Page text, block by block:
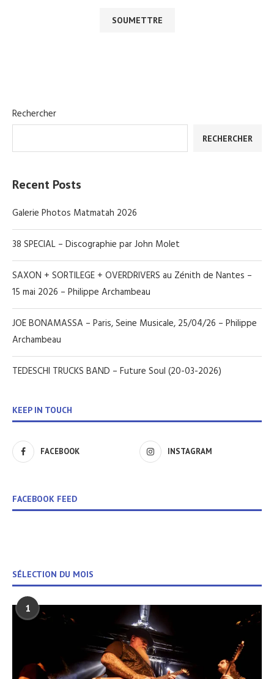
Rechercher
RECHERCHER
Recent Posts
Galerie Photos Matmatah 2026
38 SPECIAL – Discographie par John Molet
SAXON + SORTILEGE + OVERDRIVERS au Zénith de Nantes –
15 mai 2026 – Philippe Archambeau
JOE BONAMASSA – Paris, Seine Musicale, 25/04/26 – Philippe
Archambeau
TEDESCHI TRUCKS BAND – Future Soul (20-03-2026)
KEEP IN TOUCH
FACEBOOK INSTAGRAM
FACEBOOK FEED
SÉLECTION DU MOIS
1